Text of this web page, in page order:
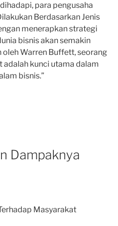
para pengusaha
Berdasarkan Jenis
menerapkan strategi
bisnis akan semakin
Warren Buffett, seorang
adalah kunci utama dalam
bisnis.”
Dampaknya
Masyarakat